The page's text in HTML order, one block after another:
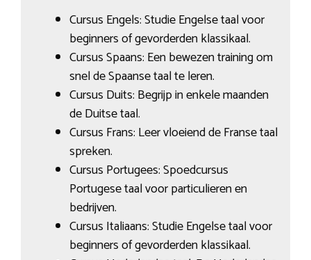
Cursus Engels: Studie Engelse taal voor
beginners of gevorderden klassikaal.
Cursus Spaans: Een bewezen training om
snel de Spaanse taal te leren.
Cursus Duits: Begrijp in enkele maanden
de Duitse taal.
Cursus Frans: Leer vloeiend de Franse taal
spreken.
Cursus Portugees: Spoedcursus
Portugese taal voor particulieren en
bedrijven.
Cursus Italiaans: Studie Engelse taal voor
beginners of gevorderden klassikaal.